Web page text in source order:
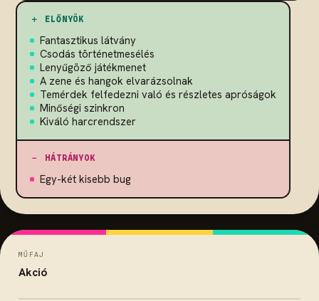
＋ ELŐNYÖK
Fantasztikus látvány
Csodás történetmesélés
Lenyűgöző játékmenet
A zene és hangok elvarázsolnak
Temérdek felfedezni való és részletes apróságok
Minőségi szinkron
Kiváló harcrendszer
－ HÁTRÁNYOK
Egy-két kisebb bug
MŰFAJ
Akció